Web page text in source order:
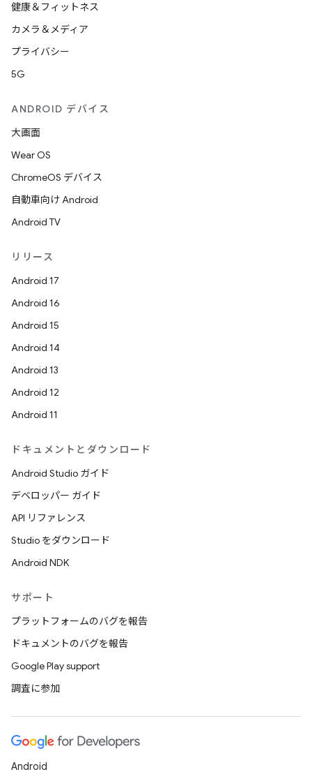
健康＆フィットネス
カメラ＆メディア
プライバシー
5G
ANDROID デバイス
大画面
Wear OS
ChromeOS デバイス
自動車向け Android
Android TV
リリース
Android 17
Android 16
Android 15
Android 14
Android 13
Android 12
Android 11
ドキュメントとダウンロード
Android Studio ガイド
デベロッパー ガイド
API リファレンス
Studio をダウンロード
Android NDK
サポート
プラットフォームのバグを報告
ドキュメントのバグを報告
Google Play support
調査に参加
Android